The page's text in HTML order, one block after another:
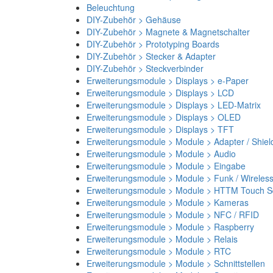
Beleuchtung
DIY-Zubehör > Gehäuse
DIY-Zubehör > Magnete & Magnetschalter
DIY-Zubehör > Prototyping Boards
DIY-Zubehör > Stecker & Adapter
DIY-Zubehör > Steckverbinder
Erweiterungsmodule > Displays > e-Paper
Erweiterungsmodule > Displays > LCD
Erweiterungsmodule > Displays > LED-Matrix
Erweiterungsmodule > Displays > OLED
Erweiterungsmodule > Displays > TFT
Erweiterungsmodule > Module > Adapter /
Erweiterungsmodule > Module > Audio
Erweiterungsmodule > Module > Eingabe
Erweiterungsmodule > Module > Funk / Wireless
Erweiterungsmodule > Module > HTTM Touch
Erweiterungsmodule > Module > Kameras
Erweiterungsmodule > Module > NFC / RFID
Erweiterungsmodule > Module > Raspberry
Erweiterungsmodule > Module > Relais
Erweiterungsmodule > Module > RTC
Erweiterungsmodule > Module > Schnittstellen